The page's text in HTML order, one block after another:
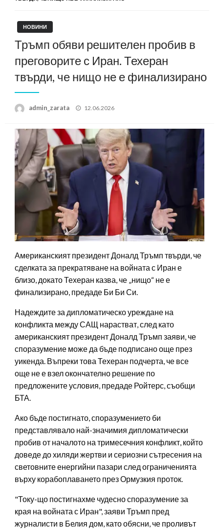
НОВИНИ
Тръмп обяви решителен пробив в
преговорите с Иран. Техеран
твърди, че нищо не е финализирано
admin_zarata
Posted
12.06.2026
Американският президент Доналд Тръмп твърди, че
сделката за прекратяване на войната с Иран е
близо, докато Техеран казва, че „нищо“ не е
финализирано, предаде Би Би Си.
Надеждите за дипломатическо уреждане на
конфликта между САЩ нарастват, след като
американският президент Доналд Тръмп заяви, че
споразумение може да бъде подписано още през
уикенда. Въпреки това Техеран подчерта, че все
още не е взел окончателно решение по
предложените условия, предаде Ройтерс, съобщи
БТА.
Ако бъде постигнато, споразумението би
представлявало най-значимия дипломатически
пробив от началото на тримесечния конфликт, който
доведе до хиляди жертви и сериозни сътресения на
световните енергийни пазари след ограниченията
върху корабоплаването през Ормузкия проток.
"Току-що постигнахме чудесно споразумение за
края на войната с Иран", заяви Тръмп пред
журналисти в Белия дом, като обясни, че проливът